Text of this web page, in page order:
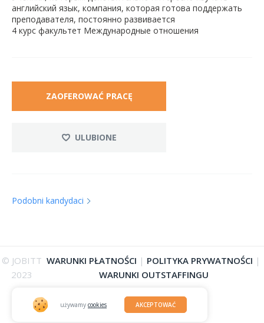
английский язык, компания, которая готова поддержать
преподавателя, постоянно развивается
4 курс факультет Международные отношения
ZAOFEROWAĆ PRACĘ
ULUBIONE
Podobni kandydaci
© JOBITT
2023
WARUNKI PŁATNOŚCI | POLITYKA PRYWATNOŚCI |
WARUNKI OUTSTAFFINGU
używamy cookies AKCEPTOWAĆ